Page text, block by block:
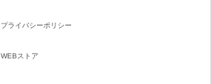
プライバシーポリシー
WEBストア